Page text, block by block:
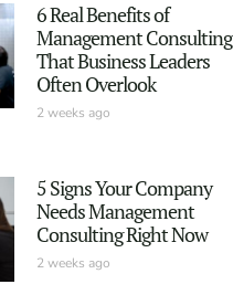
6 Real Benefits of
Management Consulting
That Business Leaders
Often Overlook
2 weeks ago
5 Signs Your Company
Needs Management
Consulting Right Now
2 weeks ago